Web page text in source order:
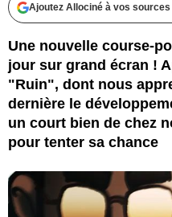
Ajoutez Allociné à vos
Une nouvelle course-
jour sur grand écran !
"Ruin", dont nous
dernière le
un court bien de chez
pour tenter sa chance